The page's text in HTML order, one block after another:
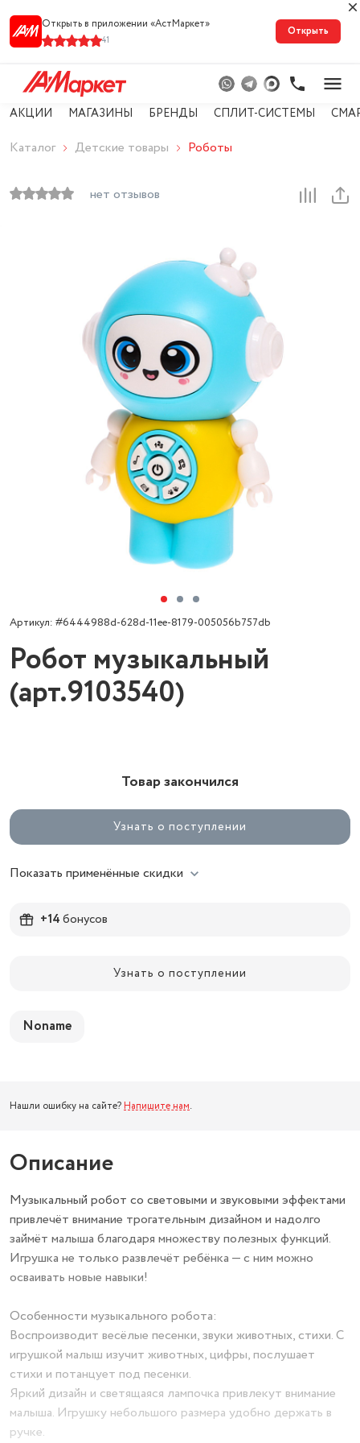
Открыть в приложении «АстМарке‪т‬»
41
Открыть
АКЦИИ МАГАЗИНЫ БРЕНДЫ СПЛИТ-СИСТЕМЫ
Каталог Детские товары Роботы
нет отзывов
Артикул: #6444988d-628d-11ee-8179-005056b757db
Робот музыкальный
(арт.9103540)
Товар закончился
Узнать о поступлении
Показать применённые скидки
+14бонусов
Узнать о поступлении
Noname
Нашли ошибку на сайте? Напишите нам.
Описание
Музыкальный робот со световыми и звуковыми эффектами
привлечёт внимание трогательным дизайном и надолго
займёт малыша благодаря множеству полезных функций.
Игрушка не только развлечёт ребёнка — с ним можно
осваивать новые навыки!
Особенности музыкального робота:
Воспроизводит весёлые песенки, звуки животных, стихи. С
игрушкой малыш изучит животных, цифры, послушает
стихи и потанцует под песенки.
Яркий дизайн и светящаяся лампочка привлекут внимание
малыша. Игрушку небольшого размера удобно держать в
ручке.